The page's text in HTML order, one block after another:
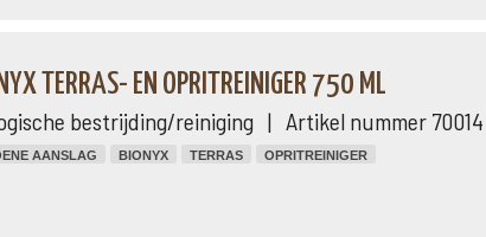
TERRAS- EN OPRITREINIGER 750 ML
bestrijding/reiniging | Artikel nummer 70014
AANSLAG BIONYX TERRAS OPRITREINIGER